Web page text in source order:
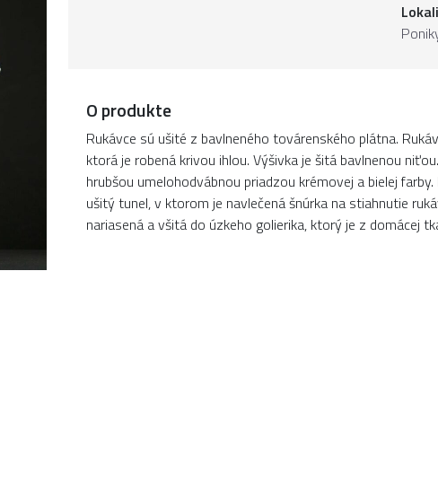
O produkte
Rukávce sú ušité z bavlneného továrenského plátna.
ktorá je robená krivou ihlou. Výšivka je šitá bavlnenou
hrubšou umelohodvábnou priadzou krémovej a bielej
ušitý tunel, v ktorom je navlečená šnúrka na stiahnutie
nariasená a všitá do úzkeho golierika, ktorý je z domácej